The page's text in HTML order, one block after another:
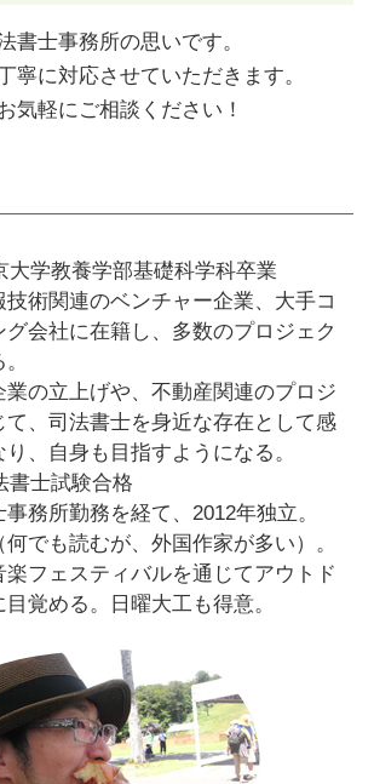
書士事務所の思いです。
寧に対応させていただきます。
気軽にご相談ください！
学教養学部基礎科学科卒業
術関連のベンチャー企業、大手コ
グ会社に在籍し、多数のプロジェク
業の立上げや、不動産関連のプロジ
て、司法書士を身近な存在として感
、自身も目指すようになる。
士試験合格
務所勤務を経て、2012年独立。
でも読むが、外国作家が多い）。
楽フェスティバルを通じてアウトド
覚める。日曜大工も得意。